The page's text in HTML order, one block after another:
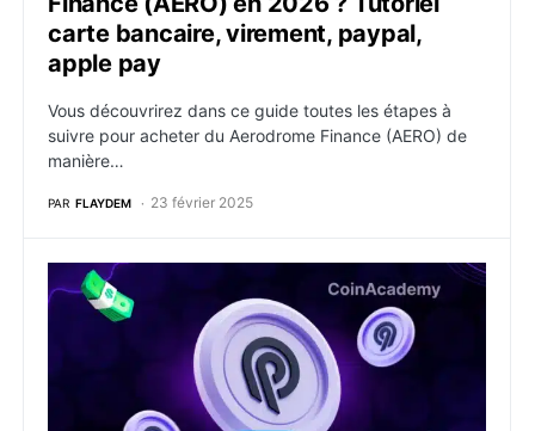
carte bancaire, virement, paypal,
apple pay
Vous découvrirez dans ce guide toutes les étapes à
suivre pour acheter du Aerodrome Finance (AERO) de
manière…
PAR FLAYDEM 23 février 2025
Comment acheter du Pyth Network (PYTH) en